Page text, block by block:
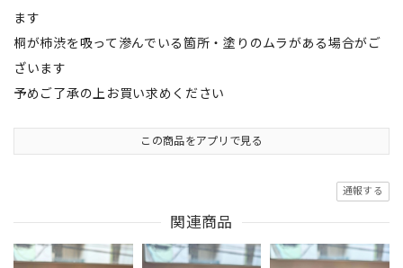
ます
桐が柿渋を吸って滲んでいる箇所・塗りのムラがある場合がご
ざいます
予めご了承の上お買い求めください
この商品をアプリで見る
通報する
関連商品